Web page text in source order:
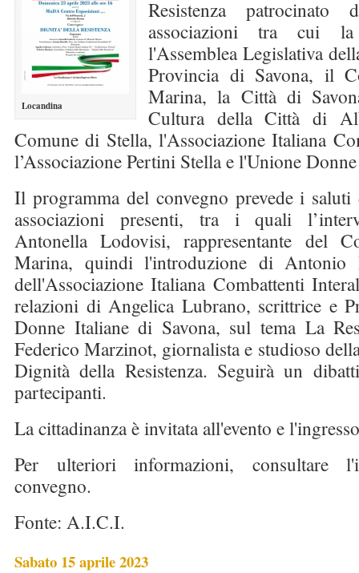
Locandina
Resistenza
associazioni tra cui
l'Assemblea Legislativa
Provincia di Savona, il
Marina, la Città di
Cultura della Città di
Comune di Stella, l'Associazione Italiana
l’Associazione Pertini Stella e l'Unione
Il programma del convegno prevede i
associazioni presenti, tra i quali
Antonella Lodovisi, rappresentante del
Marina, quindi l'introduzione di Antonio
dell'Associazione Italiana Combattenti
relazioni di Angelica Lubrano, scrittrice e
Donne Italiane di Savona, sul tema La
Federico Marzinot, giornalista e studioso
Dignità della Resistenza. Seguirà un
partecipanti.
La cittadinanza è invitata all'evento e
Per ulteriori informazioni, consultare
convegno.
Fonte: A.I.C.I.
Sabato 15 aprile 2023